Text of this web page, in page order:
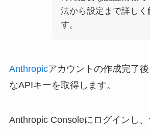
法から設定まで詳しく
す。
Anthropicアカウントの作成完了
なAPIキーを取得します。
Anthropic Consoleにログインし